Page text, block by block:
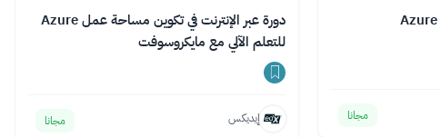
مجانا
دورة عبر الإنترنت في تكوين مساحة عمل Azure
للتعلم الآلي مع مايكروسوفت
إيديكس مجانا